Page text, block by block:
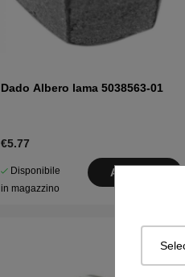
Dado Albero lama 5038563-01
€5.77
Disponibile
in magazzino
Acquista